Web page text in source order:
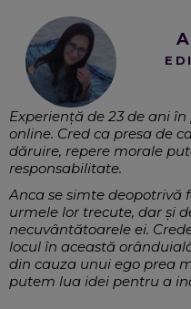
Experiență de 23 de ani
online. Cred ca presa de
dăruire, repere morale
responsabilitate.
Anca se simte deopotrivă
urmele lor trecute, dar și
necuvântătoarele ei.
locul în această
din cauza unui ego prea
putem lua idei pentru a
multe întrebări. Este